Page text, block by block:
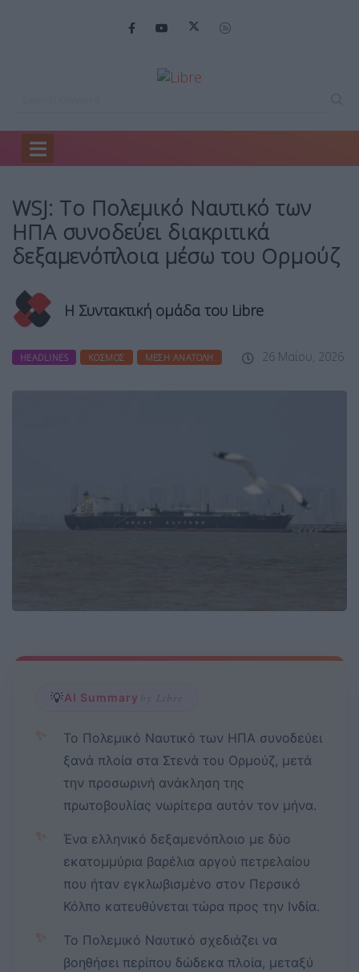
Home
WSJ: Το Πολεμικό Ναυτικό των
ΗΠΑ συνοδεύει διακριτικά
δεξαμενόπλοια μέσω του Ορμούζ
Η Συντακτική ομάδα του Libre
HEADLINES ΚΌΣΜΟΣ ΜΈΣΗ ΑΝΑΤΟΛΉ 26 Μαΐου, 2026
💡AI Summary by Libre
✨
Το Πολεμικό Ναυτικό των ΗΠΑ συνοδεύει
ξανά πλοία στα Στενά του Ορμούζ, μετά
την προσωρινή ανάκληση της
πρωτοβουλίας νωρίτερα αυτόν τον μήνα.
✨
Ένα ελληνικό δεξαμενόπλοιο με δύο
εκατομμύρια βαρέλια αργού πετρελαίου
που ήταν εγκλωβισμένο στον Περσικό
Κόλπο κατευθύνεται τώρα προς την Ινδία.
✨
Το Πολεμικό Ναυτικό σχεδιάζει να
βοηθήσει περίπου δώδεκα πλοία, μεταξύ